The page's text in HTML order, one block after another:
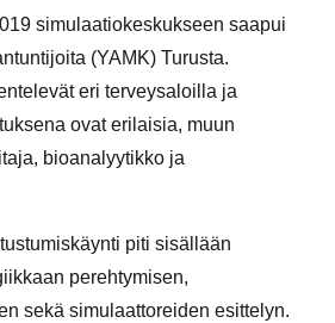
simulaatiokeskukseen saapui
(YAMK) Turusta.
eri terveysaloilla ja
ovat erilaisia, muun
bioanalyytikko ja
piti sisällään
perehtymisen,
sekä simulaattoreiden esittelyn.